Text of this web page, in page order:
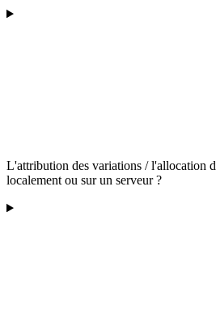
L'attribution des variations / l'allocation
localement ou sur un serveur ?